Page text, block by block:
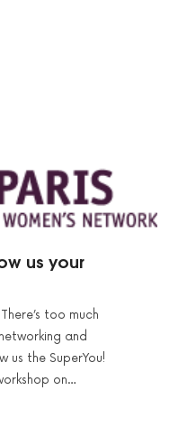
us your
too much
and
us the SuperYou!
on…